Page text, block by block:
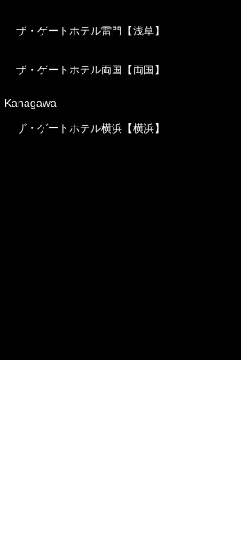
ザ・ゲートホテル雷門【浅草】
ザ・ゲートホテル両国【両国】
Kanagawa
ザ・ゲートホテル横浜【横浜】